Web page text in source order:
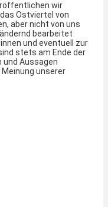
wir
Ostviertel von
aber nicht von uns
bearbeitet
und eventuell zur
stets am Ende der
Aussagen
unserer